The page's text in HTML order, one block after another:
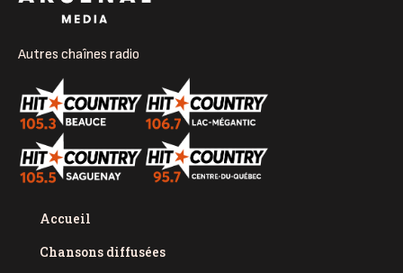
Autres chaînes radio
Accueil
Chansons diffusées